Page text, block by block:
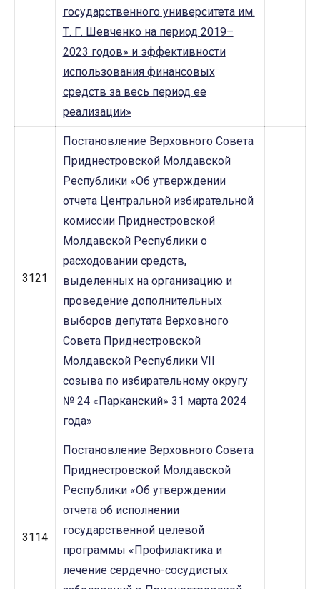
государственного университета им.
Т. Г. Шевченко на период 2019–
2023 годов» и эффективности
использования финансовых
средств за весь период ее
реализации»
3121
Постановление Верховного Совета
Приднестровской Молдавской
Республики «Об утверждении
отчета Центральной избирательной
комиссии Приднестровской
Молдавской Республики о
расходовании средств,
выделенных на организацию и
проведение дополнительных
выборов депутата Верховного
Совета Приднестровской
Молдавской Республики VII
созыва по избирательному округу
№ 24 «Парканский» 31 марта 2024
года»
3114
Постановление Верховного Совета
Приднестровской Молдавской
Республики «Об утверждении
отчета об исполнении
государственной целевой
программы «Профилактика и
лечение сердечно-сосудистых